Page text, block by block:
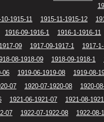
1915-11 1915-11-1915-12
1916-09-1916-1 1916-1-1916-11
09 1917-09-1917-1
1917-
08-1918-09 1918-09-1918-1
06 1919-06-1919-08 1919-08-
07 1920-07-1920-08 1920-
1921-06-1921-07 1921-08-
07 1922-07-1922-08 1922-08-